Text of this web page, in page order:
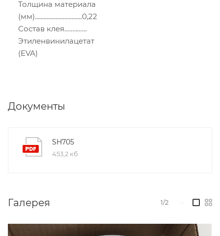
Толщина материала
(мм)................................0,22
Состав клея……..……
Этиленвинилацетат
(EVA)
Документы
SH705
453,2 кб
Галерея 1/2